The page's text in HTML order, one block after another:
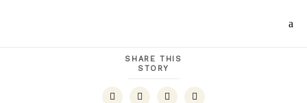
SHARE THIS
STORY